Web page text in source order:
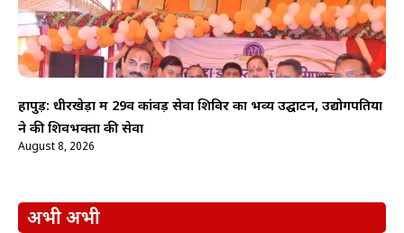
हापुड़: धीरखेड़ा में 29वें कांवड़ सेवा शिविर का भव्य उद्घाटन, उद्योगपतियों
ने की शिवभक्तों की सेवा
August 8, 2026
अभी अभी